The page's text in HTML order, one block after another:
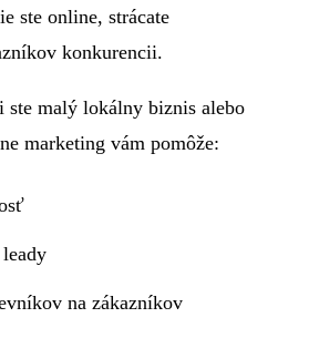
ste online, strácate
konkurencii.
ste malý lokálny biznis alebo
marketing vám pomôže:
na zákazníkov